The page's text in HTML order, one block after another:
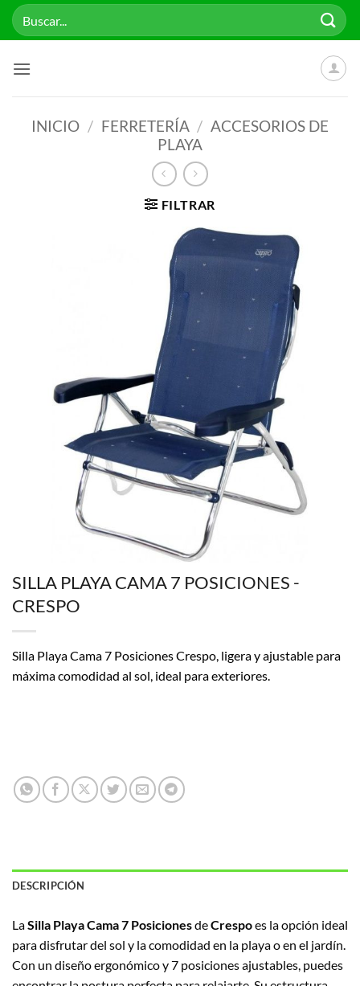
Saltar
Buscar
por:
INICIO / FERRETERÍA / ACCESORIOS DE
PLAYA
FILTRAR
SILLA PLAYA CAMA 7 POSICIONES -
CRESPO
Silla Playa Cama 7 Posiciones Crespo, ligera y ajustable para
máxima comodidad al sol, ideal para exteriores.
DESCRIPCIÓN
LaSilla Playa Cama 7 PosicionesdeCrespoes la opción ideal
para disfrutar del sol y la comodidad en la playa o en el jardín.
Con un diseño ergonómico y 7 posiciones ajustables, puedes